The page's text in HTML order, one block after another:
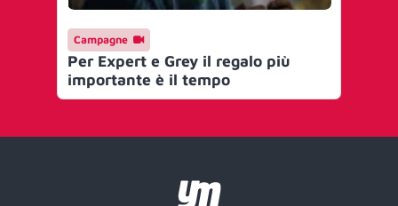
Campagne
Per Expert e Grey il regalo più
importante è il tempo